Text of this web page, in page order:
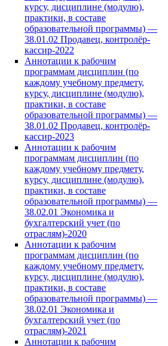
курсу, дисциплине (модулю),
практики, в составе
образовательной программы) —
38.01.02 Продавец, контролёр-
кассир-2022
Аннотации к рабочим
программам дисциплин (по
каждому учебному предмету,
курсу, дисциплине (модулю),
практики, в составе
образовательной программы) —
38.01.02 Продавец, контролёр-
кассир-2023
Аннотации к рабочим
программам дисциплин (по
каждому учебному предмету,
курсу, дисциплине (модулю),
практики, в составе
образовательной программы) —
38.02.01 Экономика и
бухгалтерский учет (по
отраслям)-2020
Аннотации к рабочим
программам дисциплин (по
каждому учебному предмету,
курсу, дисциплине (модулю),
практики, в составе
образовательной программы) —
38.02.01 Экономика и
бухгалтерский учет (по
отраслям)-2021
Аннотации к рабочим